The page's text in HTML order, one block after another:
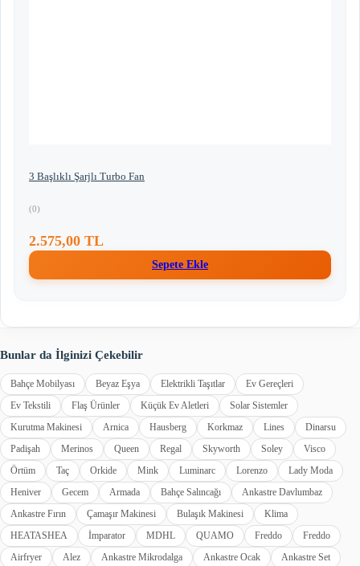
3 Başlıklı Şarjlı Turbo Fan
(0)
2.575,00 TL
Sepete Ekle
Bunlar da İlginizi Çekebilir
Bahçe Mobilyası Beyaz Eşya Elektrikli Taşıtlar
Ev Gereçleri
Ev Tekstili
Flaş Ürünler Küçük Ev Aletleri
Solar Sistemler
Kurutma Makinesi
Arnica Hausberg Korkmaz Lines
Dinarsu
Padişah
Merinos Queen Regal Skyworth Soley
Visco
Örtüm
Taç Orkide Mink Luminarc Lorenzo
Lady Moda
Heniver
Gecem Armada Bahçe Salıncağı
Ankastre Davlumbaz
Ankastre Fırın
Çamaşır Makinesi Bulaşık Makinesi
Klima
HEATASHEA
İmparator MDHL QUAMO Freddo
Freddo
Airfryer
Alez Ankastre Mikrodalga Ankastre Ocak
Ankastre Set